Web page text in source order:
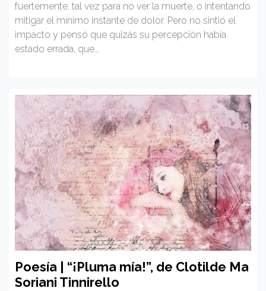
fuertemente, tal vez para no ver la muerte, o intentando
mitigar el mínimo instante de dolor. Pero no sintió el
impacto y pensó que quizás su percepción había
estado errada, que…
Poesía | “¡Pluma mía!”, de Clotilde Ma
Soriani Tinnirello